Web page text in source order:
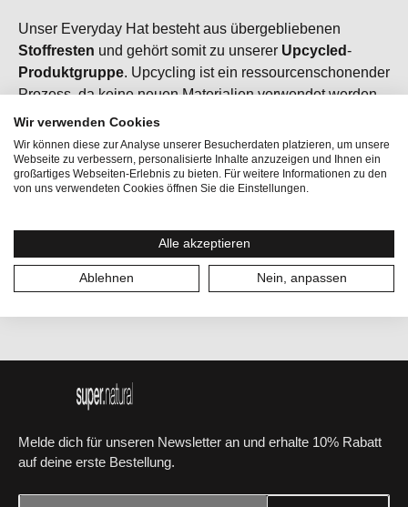
Unser Everyday Hat besteht aus übergebliebenen
Stoffresten und gehört somit zu unserer Upcycled-
Produktgruppe. Upcycling ist ein ressourcenschonender
Prozess, da keine neuen Materialien verwendet werden.
Geschlecht: Unisex
Melde dich für unseren Newsletter an und erhalte 10% Rabatt
auf deine erste Bestellung.
Wir verwenden Cookies
Wir können diese zur Analyse unserer Besucherdaten platzieren, um unsere
Webseite zu verbessern, personalisierte Inhalte anzuzeigen und Ihnen ein
großartiges Webseiten-Erlebnis zu bieten. Für weitere Informationen zu den
von uns verwendeten Cookies öffnen Sie die Einstellungen.
Alle akzeptieren
Ablehnen Nein, anpassen